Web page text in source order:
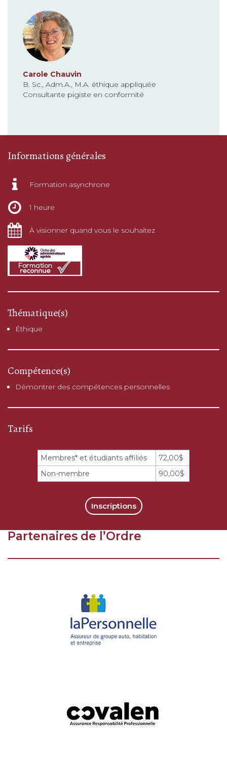
Carole Chauvin
B. Sc., Adm.A., M.A. éthique appliquée
Consultante pigiste en conformité
Informations générales
Formation asynchrone
1 heure
À visionner quand vous le souhaitez
Thématique(s)
Éthique
Compétence(s)
Démontrer des compétences personnelles
Tarifs
Membres* et étudiants affiliés
72,00$
Non-membre
90,00$
Inscriptions
Partenaires de l’Ordre